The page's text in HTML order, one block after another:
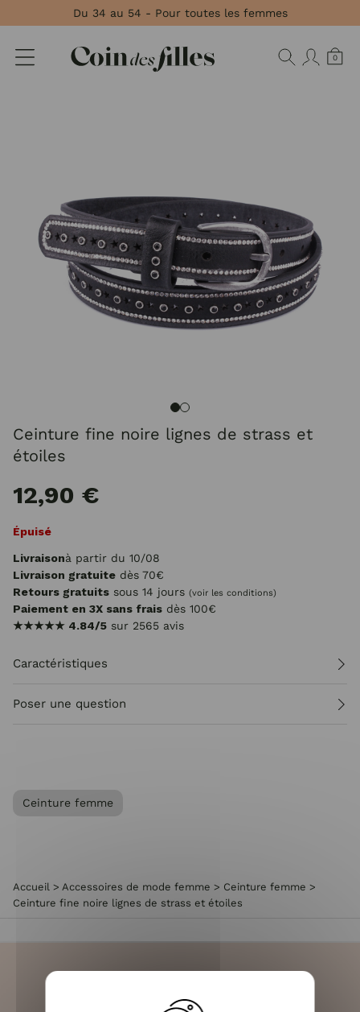
Du 34 au 54 - Pour toutes les femmes
0
Ceinture fine noire lignes de strass et
étoiles
12,90 €
Épuisé
Livraisonà partir du 10/08
Livraison gratuite dès 70€
Retours gratuits sous 14 jours (voir les conditions)
Paiement en 3X sans frais dès 100€
★★★★★ 4.84/5 sur 2565 avis
Caractéristiques
Poser une question
Ceinture femme
Accueil > Accessoires de mode femme > Ceinture femme >
Ceinture fine noire lignes de strass et étoiles
Panneau de gestion des cookies